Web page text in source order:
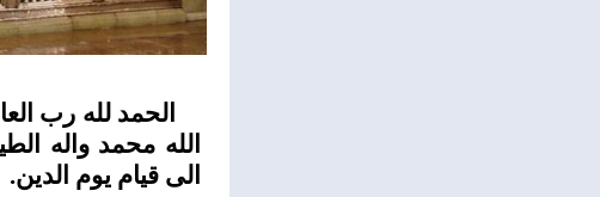
الحمد لله رب
الله محمد واله
الى قيام يوم الدين.